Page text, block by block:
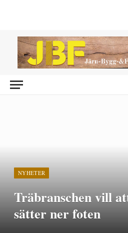
NYHETER
Träbranschen vill
sätter ner foten